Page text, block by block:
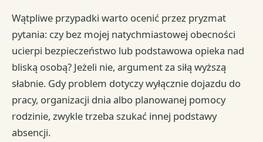
Wątpliwe przypadki warto ocenić przez pryzmat
pytania: czy bez mojej natychmiastowej obecności
ucierpi bezpieczeństwo lub podstawowa opieka nad
bliską osobą? Jeżeli nie, argument za siłą wyższą
słabnie. Gdy problem dotyczy wyłącznie dojazdu do
pracy, organizacji dnia albo planowanej pomocy
rodzinie, zwykle trzeba szukać innej podstawy
absencji.